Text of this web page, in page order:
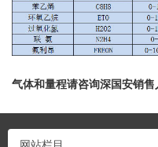
※另有1000种
气体和量程请咨询深国安销售